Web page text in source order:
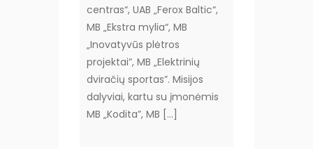
centras“, UAB „Ferox Baltic“,
MB „Ekstra mylia“, MB
„Inovatyvūs plėtros
projektai”, MB „Elektrinių
dviračių sportas”. Misijos
dalyviai, kartu su įmonėmis
MB „Kodita”, MB […]